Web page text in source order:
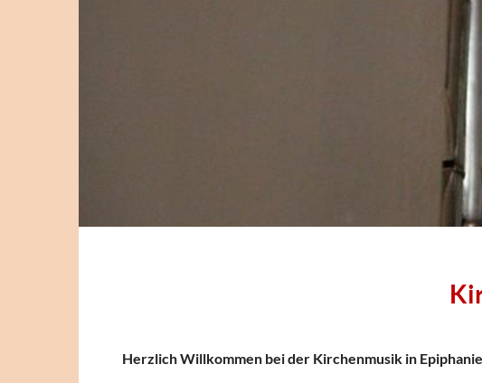
Herzlich Willkommen bei der Kirchenmusik in